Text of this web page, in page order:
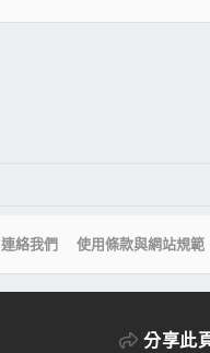
連絡我們 使用條款與網站規範
分享此